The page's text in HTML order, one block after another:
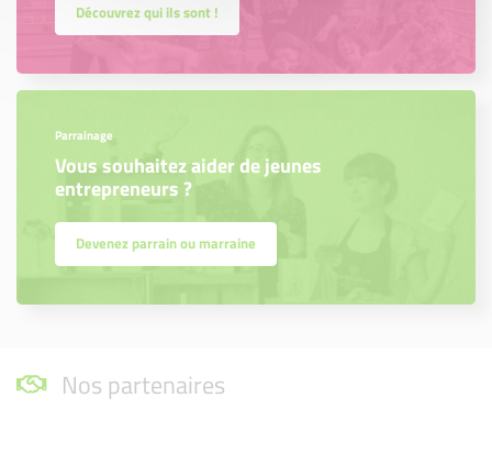
Découvrez qui ils sont !
Parrainage
Vous souhaitez aider de jeunes
entrepreneurs ?
Devenez parrain ou marraine
Nos partenaires